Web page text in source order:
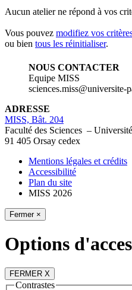
Aucun atelier ne répond à vos
Vous pouvez modifiez vos
ou bien tous les réinitialiser.
NOUS CONTACTER
Equipe MISS
sciences.miss@universite-
ADRESSE
MISS, Bât. 204
Faculté des Sciences –
91 405 Orsay cedex
Mentions légales et crédits
Accessibilité
Plan du site
MISS 2026
Fermer ×
Options
FERMER X
Contrastes